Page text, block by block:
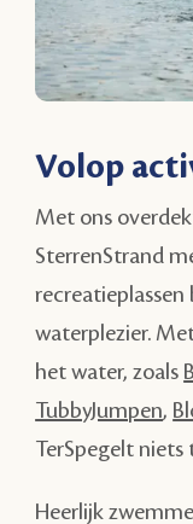
Volop
Met ons
SterrenStrand
recreatieplassen
waterplezier.
het water, zoals
TubbyJumpen,
TerSpegelt niets
Heerlijk